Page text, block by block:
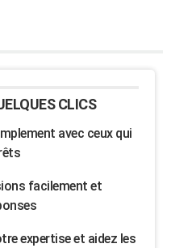
CLICS
avec ceux qui
facilement et
expertise et aidez les